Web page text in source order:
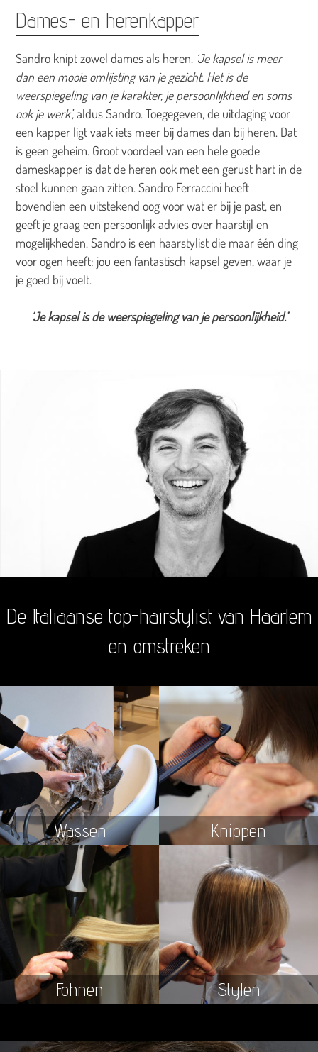
Dames- en herenkapper
Sandro knipt zowel dames als heren. ‘Je kapsel is meer
dan een mooie omlijsting van je gezicht. Het is de
weerspiegeling van je karakter, je persoonlijkheid en soms
ook je werk’,aldus Sandro. Toegegeven, de uitdaging voor
een kapper ligt vaak iets meer bij dames dan bij heren. Dat
is geen geheim. Groot voordeel van een hele goede
dameskapper is dat de heren ook met een gerust hart in de
stoel kunnen gaan zitten. Sandro Ferraccini heeft
bovendien een uitstekend oog voor wat er bij je past, en
geeft je graag een persoonlijk advies over haarstijl en
mogelijkheden. Sandro is een haarstylist die maar één ding
voor ogen heeft: jou een fantastisch kapsel geven, waar je
je goed bij voelt.
‘Je kapsel is de weerspiegeling van je persoonlijkheid.’
De Italiaanse top-hairstylist van Haarlem
en omstreken
Wassen Knippen
Fohnen Stylen